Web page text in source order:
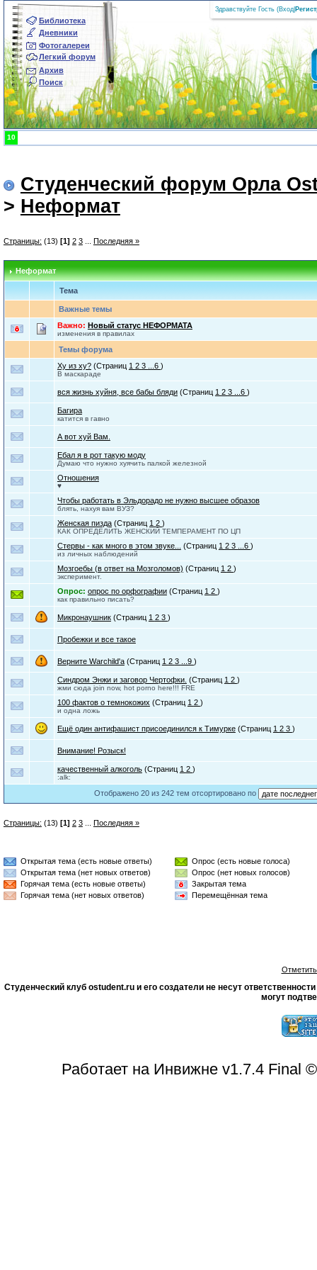
Библиотека
Дневники
Фотогалереи
Легкий форум
Архив
Поиск
Здравствуйте Гость (Вход
10
Студенческий форум Орла
> Неформат
Страницы: (13) [1] 2 3... Последняя »
Неформат
Тема
Важные темы
Важно: Новый статус НЕФОРМАТА
изменения в правилах
Темы форума
Ху из ху? (Страниц 1 2 3 ...6 )
В маскараде
вся жизнь хуйня, все бабы бляди (Страниц 1 2 3 ...6 )
Багира
катится в гавно
А вот хуй Вам.
Ебал я в рот такую моду
Думаю что нужно хуячить палкой железной
Отношения
♥
Чтобы работать в Эльдорадо не нужно высшее образов
блять, нахуя вам ВУЗ?
Женская пизда (Страниц 1 2 )
КАК ОПРЕДЕЛИТЬ ЖЕНСКИЙ ТЕМПЕРАМЕНТ ПО ЦП
Стервы - как много в этом звуке... (Страниц 1 2 3 ...6 )
из личных наблюдений
Мозгоебы (в ответ на Мозголомов) (Страниц 1 2 )
эксперимент.
Опрос: опрос по орфографии (Страниц 1 2 )
как правильно писать?
Микронаушник (Страниц 1 2 3 )
Пробежки и все такое
Верните Warchild'a (Страниц 1 2 3 ...9 )
Синдром Энжи и заговор Чертофки. (Страниц 1 2 )
жми сюда join now, hot porno here!!! FRE
100 фактов о темнокожих (Страниц 1 2 )
и одна ложь
Ещё один антифашист присоединился к Тимурке (Страниц 1 2 3 )
Внимание! Розыск!
качественный алкоголь (Страниц 1 2 )
:alk:
Отображено 20 из 242 тем отсортировано по
Страницы: (13) [1] 2 3... Последняя »
Открытая тема (есть новые ответы)
Открытая тема (нет новых ответов)
Горячая тема (есть новые ответы)
Горячая тема (нет новых ответов)
Опрос (есть новые голоса)
Опрос (нет новых голосов)
Закрытая тема
Перемещённая тема
Студенческий клуб ostudent.ru и его создатели не несут
могут
Работает на Инвижне v1.7.4 Final